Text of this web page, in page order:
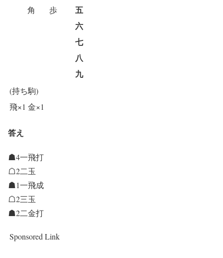
角 歩
五
六
七
八
九
(持ち駒)
飛×1 金×1
答え
☗4一飛打
☖2二玉
☗1一飛成
☖2三玉
☗2二金打
Sponsored Link